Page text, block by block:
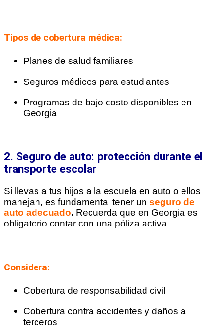
Tipos de cobertura médica:
Planes de salud familiares
Seguros médicos para estudiantes
Programas de bajo costo disponibles en
Georgia
2. Seguro de auto: protección durante el
transporte escolar
Si llevas a tus hijos a la escuela en auto o ellos
manejan, es fundamental tener un seguro de
auto adecuado. Recuerda que en Georgia es
obligatorio contar con una póliza activa.
Considera:
Cobertura de responsabilidad civil
Cobertura contra accidentes y daños a
terceros